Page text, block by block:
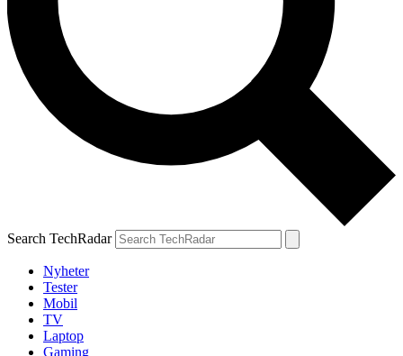
Search TechRadar
Nyheter
Tester
Mobil
TV
Laptop
Gaming